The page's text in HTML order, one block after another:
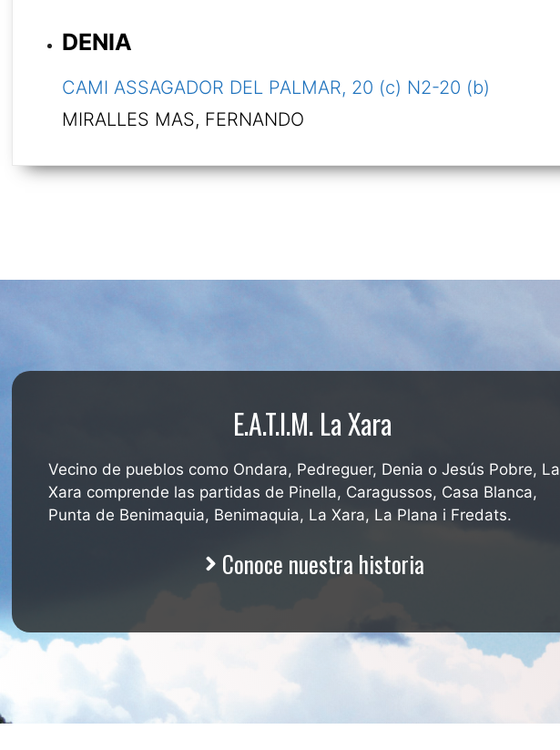
DENIA
CAMI ASSAGADOR DEL PALMAR, 20 (c) N2-20 (b)
MIRALLES MAS, FERNANDO
E.A.T.I.M. La Xara
Vecino de pueblos como Ondara, Pedreguer, Denia o Jesús Pobre, La
Xara comprende las partidas de Pinella, Caragussos, Casa Blanca,
Punta de Benimaquia, Benimaquia, La Xara, La Plana i Fredats.
Conoce nuestra historia